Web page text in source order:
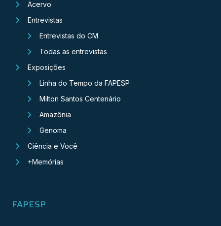
Acervo
Entrevistas
Entrevistas do CM
Todas as entrevistas
Exposições
Linha do Tempo da FAPESP
Milton Santos Centenário
Amazônia
Genoma
Ciência e Você
+Memórias
FAPESP